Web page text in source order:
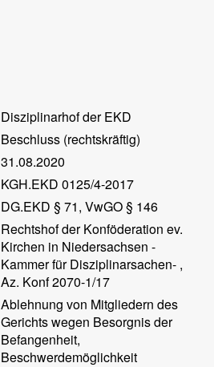
Disziplinarhof der EKD
Beschluss (rechtskräftig)
31.08.2020
KGH.EKD 0125/4-2017
DG.EKD § 71, VwGO § 146
Rechtshof der Konföderation ev.
Kirchen in Niedersachsen -
Kammer für Disziplinarsachen- ,
Az. Konf 2070-1/17
Ablehnung von Mitgliedern des
Gerichts wegen Besorgnis der
Befangenheit,
Beschwerdemöglichkeit